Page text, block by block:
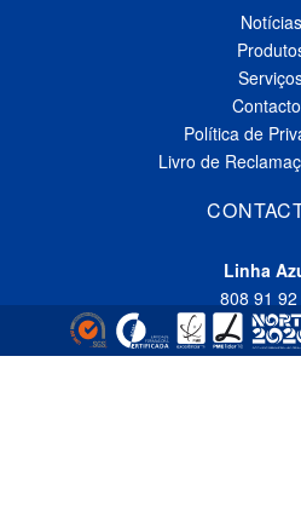
Notícias
Política de
Livro de
Linha
808 91 92
(*custo de uma